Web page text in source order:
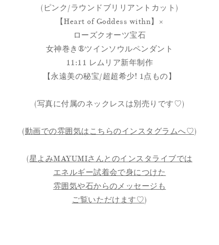
(ピンク/ラウンドブリリアントカット)
【Heart of Goddess withn】×
ローズクオーツ宝石
女神巻き® ツインソウルペンダント
11:11 レムリア新年制作
【永遠美の秘宝/超超希少! 1点もの】
(写真に付属のネックレスは別売りです♡)
(動画での雰囲気はこちらのインスタグラムへ♡)
(星よみMAYUMIさんとのインスタライブでは
エネルギー試着会で身につけた
雰囲気や石からのメッセージも
ご覧いただけます♡)